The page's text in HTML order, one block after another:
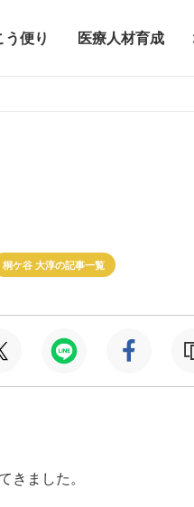
う便り 医療人材育成
桐ケ谷 大淳の記事一覧
ました。